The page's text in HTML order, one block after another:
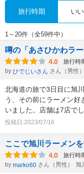
旅行時期 い
1～20件（全59件中）
噂の「あさひかわラ
4.0 旅行時
by ひでじいさん さん（男性）
北海道の旅で3日目に旭
う、その前にラーメン好
いました。店舗は7店で
投稿日:2023/07/16
ここで旭川ラーメンを
4.0 旅行時
by marko60 さん（男性） 旭